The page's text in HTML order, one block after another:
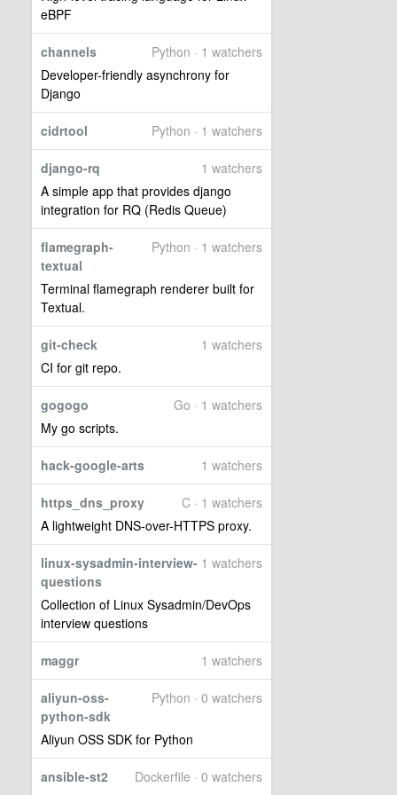
eBPF
Python · 1 watchers
channels
Developer-friendly asynchrony for
Django
Python · 1 watchers
cidrtool
1 watchers
django-rq
A simple app that provides django
integration for RQ (Redis Queue)
Python · 1 watchers
flamegraph-
textual
Terminal flamegraph renderer built for
Textual.
1 watchers
git-check
CI for git repo.
Go · 1 watchers
gogogo
My go scripts.
1 watchers
hack-google-arts
C · 1 watchers
https_dns_proxy
A lightweight DNS-over-HTTPS proxy.
1 watchers
linux-sysadmin-interview-
questions
Collection of Linux Sysadmin/DevOps
interview questions
1 watchers
maggr
Python · 0 watchers
aliyun-oss-
python-sdk
Aliyun OSS SDK for Python
Dockerfile · 0 watchers
ansible-st2